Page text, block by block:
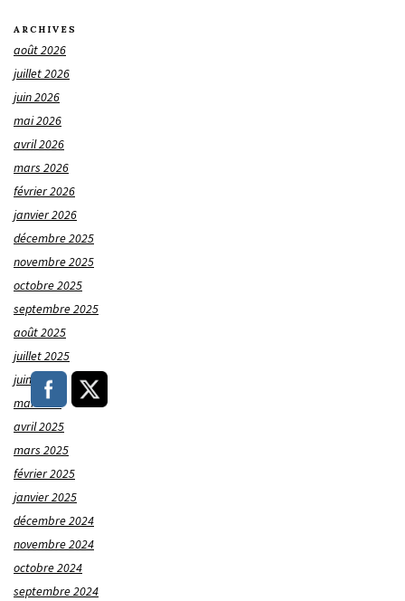
ARCHIVES
août 2026
juillet 2026
juin 2026
mai 2026
avril 2026
mars 2026
février 2026
janvier 2026
décembre 2025
novembre 2025
octobre 2025
septembre 2025
août 2025
juillet 2025
juin 2025
mai 2025
avril 2025
mars 2025
février 2025
janvier 2025
décembre 2024
novembre 2024
octobre 2024
septembre 2024